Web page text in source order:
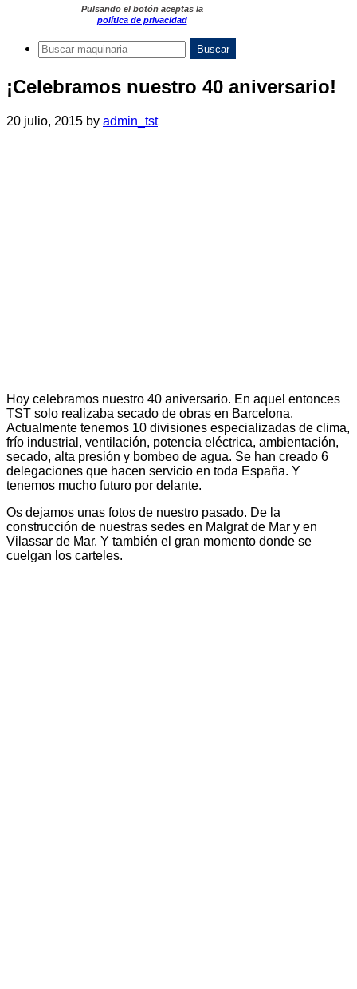
Pulsando el botón aceptas la
política de privacidad
¡Celebramos nuestro 40 aniversario!
20 julio, 2015 by admin_tst
Hoy celebramos nuestro 40 aniversario. En aquel entonces
TST solo realizaba secado de obras en Barcelona.
Actualmente tenemos 10 divisiones especializadas de clima,
frío industrial, ventilación, potencia eléctrica, ambientación,
secado, alta presión y bombeo de agua. Se han creado 6
delegaciones que hacen servicio en toda España. Y
tenemos mucho futuro por delante.
Os dejamos unas fotos de nuestro pasado. De la
construcción de nuestras sedes en Malgrat de Mar y en
Vilassar de Mar. Y también el gran momento donde se
cuelgan los carteles.